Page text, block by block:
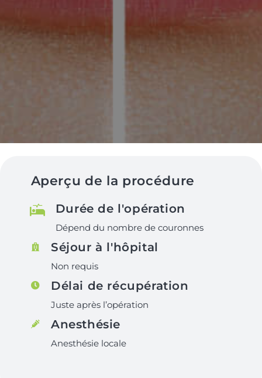
Aperçu de la procédure
Durée de l'opération
Dépend du nombre de couronnes
Séjour à l'hôpital
Non requis
Délai de récupération
Juste après l’opération
Anesthésie
Anesthésie locale